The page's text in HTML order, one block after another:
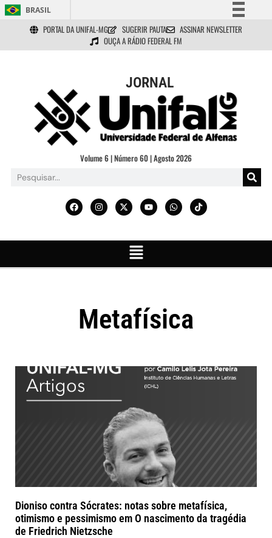
BRASIL
Simplifique!
Comunica BR
Acesso à informação
Legislação
Canais
PORTAL DA UNIFAL-MG SUGERIR PAUTA
ASSINAR NEWSLETTER
OUÇA A RÁDIO FEDERAL FM
JORNAL
Volume 6 | Número 60 | Agosto 2026
Metafísica
Dioniso contra Sócrates: notas sobre metafísica,
otimismo e pessimismo em O nascimento da tragédia
de Friedrich Nietzsche